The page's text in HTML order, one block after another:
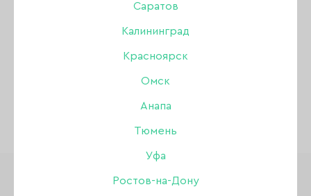
Саратов
Калининград
Красноярск
Омск
Анапа
Тюмень
Уфа
Ростов-на-Дону
Товары бренда
«Ферропласт »